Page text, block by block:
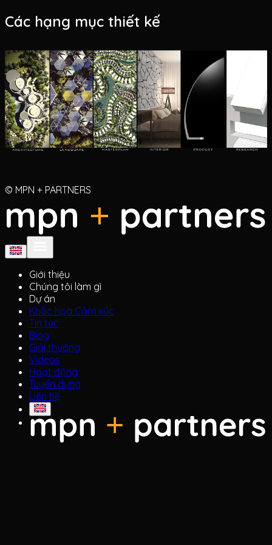
Các hạng mục thiết kế
© MPN + PARTNERS
Giới thiệu
Chúng tôi làm gì
Dự án
Khắc họa Cảm xúc
Tin tức
Blog
Giải thưởng
Videos
Hoạt động
Tuyển dụng
Liên hệ